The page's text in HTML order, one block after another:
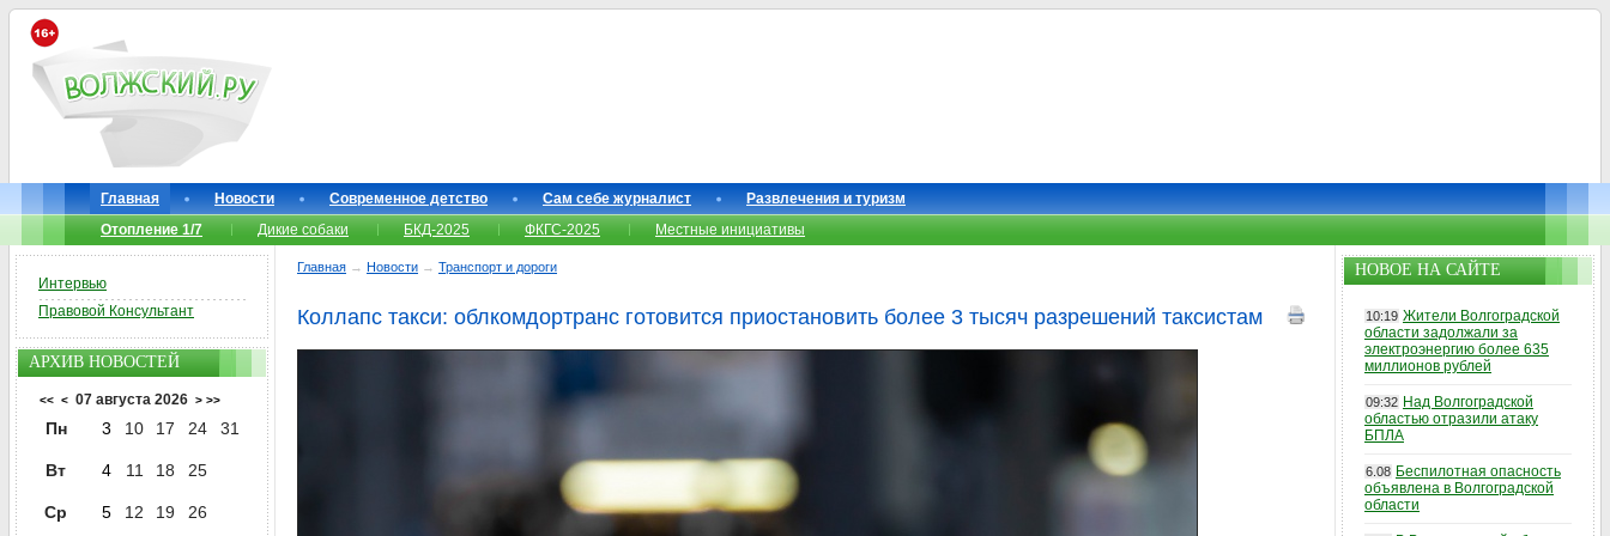
Главная Новости Современное детство Сам себе журналист
Развлечения и туризм
Отопление 1/7
Дикие собаки БКД-2025 ФКГС-2025 Местные инициативы
Главная → Новости → Транспорт и дороги
Коллапс такси: облкомдортранс готовится приостановить более 3 тысяч разрешений таксистам
Интервью
Правовой Консультант
АРХИВ НОВОСТЕЙ
<< < 07 августа 2026 > >>
Пн 3 10 17 24 31
Вт 4 11 18 25
Ср 5 12 19 26
НОВОЕ НА САЙТЕ
10:19 Жители Волгоградской
области задолжали за
электроэнергию более 635
миллионов рублей
09:32 Над Волгоградской
областью отразили атаку
БПЛА
6.08 Беспилотная опасность
объявлена в Волгоградской
области